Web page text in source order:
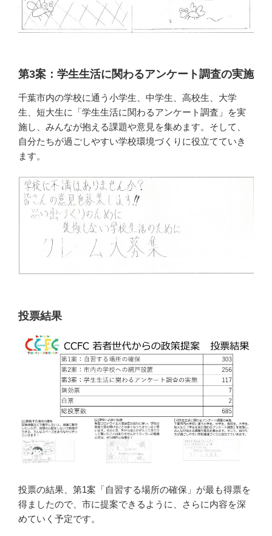
第3案：学生生活に関わるアンケート調査の実施
千葉市内の学校に通う小学生、中学生、高校生、大学
生、短大生に「学生生活に関わるアンケート調査」を実
施し、みんなが抱える課題や意見を集めます。そして、
自分たちが過ごしやすい学校環境づくりに役立てていき
ます。
投票結果
投票の結果、第1案「自習する場所の確保」が最も得票を
得ましたので、市に提案できるように、さらに内容を深
めていく予定です。